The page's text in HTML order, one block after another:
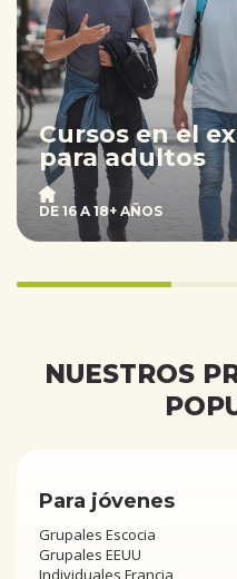
Cursos en el
para adultos
DE 16 A 18+ AÑOS
33.333333333333336%
NUESTROS
Para jóvenes
Grupales Escocia
Grupales EEUU
Individuales Francia